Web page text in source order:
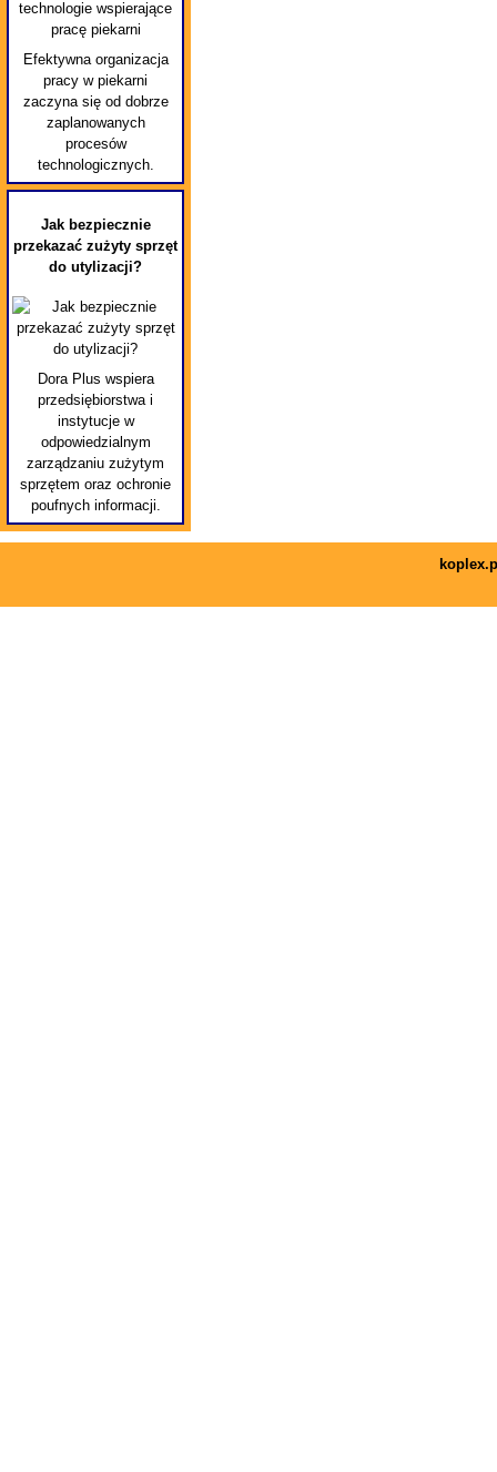
Efektywna organizacja
pracy w piekarni
zaczyna się od dobrze
zaplanowanych
procesów
technologicznych.
Jak bezpiecznie
przekazać zużyty sprzęt
do utylizacji?
Dora Plus wspiera
przedsiębiorstwa i
instytucje w
odpowiedzialnym
zarządzaniu zużytym
sprzętem oraz ochronie
poufnych informacji.